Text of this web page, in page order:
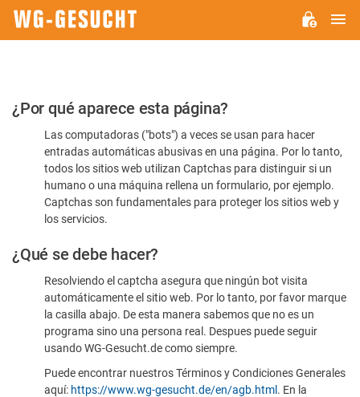
Por
favor,
confirme
humano
¿Por qué aparece esta página?
Las computadoras ("bots") a veces se usan para hacer
entradas automáticas abusivas en una página. Por lo tanto,
todos los sitios web utilizan Captchas para distinguir si un
humano o una máquina rellena un formulario, por ejemplo.
Captchas son fundamentales para proteger los sitios web y
los servicios.
¿Qué se debe hacer?
Resolviendo el captcha asegura que ningún bot visita
automáticamente el sitio web. Por lo tanto, por favor marque
la casilla abajo. De esta manera sabemos que no es un
programa sino una persona real. Despues puede seguir
usando WG-Gesucht.de como siempre.
Puede encontrar nuestros Términos y Condiciones Generales
aquí: https://www.wg-gesucht.de/en/agb.html . En la